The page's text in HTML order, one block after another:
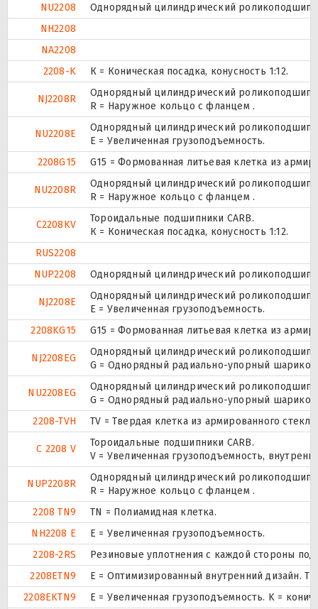
NU2208
Однорядный цилиндрический
NH2208
NA2208
2208-K
К = Коническая посадка, конусность 1:12.
NJ2208R
Однорядный цилиндрический
R = Наружное кольцо с фланцем .
NU2208E
Однорядный цилиндрический
Е = Увеличенная грузоподъемность.
2208G15
G15 = Формованная литьевая клетка из
NU2208R
Однорядный цилиндрический
R = Наружное кольцо с фланцем .
C2208KV
Тороидальные подшипники CARB.
К = Коническая посадка, конусность 1:12.
RUS2208
NUP2208
Однорядный цилиндрический
NJ2208E
Однорядный цилиндрический
Е = Увеличенная грузоподъемность.
2208KG15
G15 = Формованная литьевая клетка из
NJ2208EG
Однорядный цилиндрический
G = Однорядный радиально-упорный
NU2208EG
Однорядный цилиндрический
G = Однорядный радиально-упорный
2208-TVH
TV = Твердая клетка из армированного
C 2208 V
Тороидальные подшипники CARB.
V = Увеличенная грузоподъемность,
NUP2208R
Однорядный цилиндрический
R = Наружное кольцо с фланцем .
2208 TN9
TN = Полиамидная клетка.
NH2208 E
Е = Увеличенная грузоподъемность.
2208-2RS
Резиновые уплотнения с каждой стороны
2208ETN9
E = Оптимизированный внутренний дизайн.
2208EKTN9
E = Увеличенная грузоподъемность. K =